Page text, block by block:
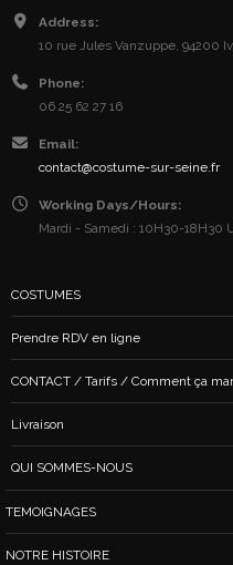
Address:
10 rue Jules Vanzuppe, 94200
Phone:
06 25 62 27 16
Email:
contact@costume-sur-seine.fr
Working Days/Hours:
Mardi - Samedi : 10H30-18H30
COSTUMES
Prendre RDV en ligne
CONTACT / Tarifs / Comment ça
Livraison
QUI SOMMES-NOUS
TEMOIGNAGES
NOTRE HISTOIRE